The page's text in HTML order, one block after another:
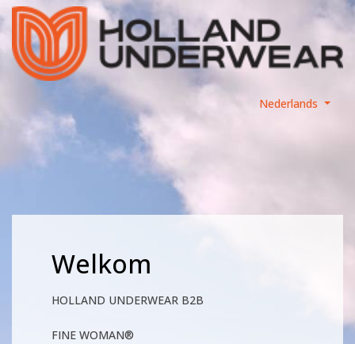
Nederlands
Welkom
HOLLAND UNDERWEAR B2B
FINE WOMAN®